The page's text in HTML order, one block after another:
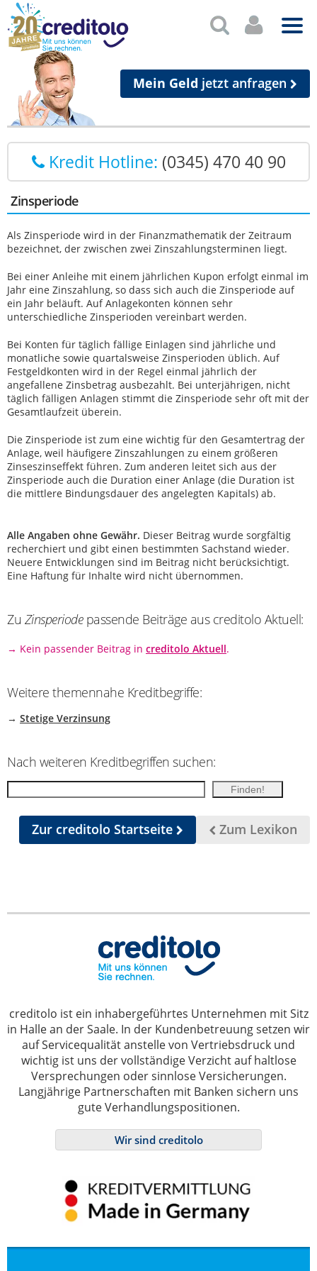
Mein Geld jetzt anfragen
Kredit Hotline: (0345) 470 40 90
Zinsperiode
Als Zinsperiode wird in der Finanzmathematik der Zeitraum
bezeichnet, der zwischen zwei Zinszahlungsterminen liegt.
Bei einer Anleihe mit einem jährlichen Kupon erfolgt einmal im
Jahr eine Zinszahlung, so dass sich auch die Zinsperiode auf
ein Jahr beläuft. Auf Anlagekonten können sehr
unterschiedliche Zinsperioden vereinbart werden.
Bei Konten für täglich fällige Einlagen sind jährliche und
monatliche sowie quartalsweise Zinsperioden üblich. Auf
Festgeldkonten wird in der Regel einmal jährlich der
angefallene Zinsbetrag ausbezahlt. Bei unterjährigen, nicht
täglich fälligen Anlagen stimmt die Zinsperiode sehr oft mit der
Gesamtlaufzeit überein.
Die Zinsperiode ist zum eine wichtig für den Gesamtertrag der
Anlage, weil häufigere Zinszahlungen zu einem größeren
Zinseszinseffekt führen. Zum anderen leitet sich aus der
Zinsperiode auch die Duration einer Anlage (die Duration ist
die mittlere Bindungsdauer des angelegten Kapitals) ab.
Alle Angaben ohne Gewähr. Dieser Beitrag wurde sorgfältig
recherchiert und gibt einen bestimmten Sachstand wieder.
Neuere Entwicklungen sind im Beitrag nicht berücksichtigt.
Eine Haftung für Inhalte wird nicht übernommen.
Zu Zinsperiodepassende Beiträge aus creditolo Aktuell:
→ Kein passender Beitrag in creditolo Aktuell.
Weitere themennahe Kreditbegriffe:
→ Stetige Verzinsung
Nach weiteren Kreditbegriffen suchen:
Zum Lexikon
Zur creditolo Startseite
creditolo ist ein inhabergeführtes Unternehmen mit Sitz
in Halle an der Saale. In der Kundenbetreuung setzen wir
auf Servicequalität anstelle von Vertriebsdruck und
wichtig ist uns der vollständige Verzicht auf haltlose
Versprechungen oder sinnlose Versicherungen.
Langjährige Partnerschaften mit Banken sichern uns
gute Verhandlungspositionen.
Wir sind creditolo